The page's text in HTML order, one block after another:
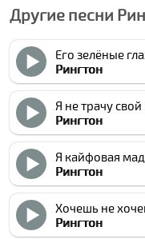
Другие песни
Его зелёные
Рингтон
Я не трачу
Рингтон
Я кайфовая
Рингтон
Рингтон